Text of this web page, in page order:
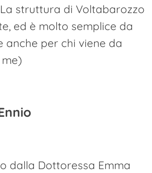
struttura di Voltabarozzo
ed è molto semplice da
anche per chi viene da
dalla Dottoressa Emma